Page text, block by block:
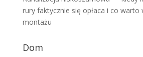
rury faktycznie się opłaca i co warto
montażu
Dom